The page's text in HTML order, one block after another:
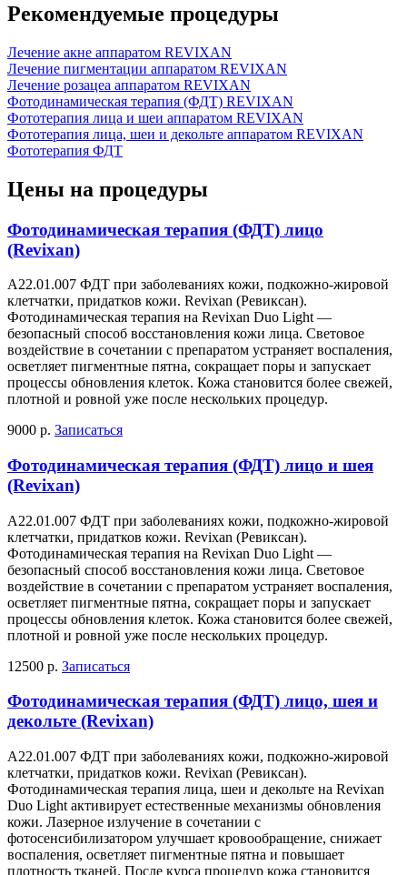
Рекомендуемые процедуры
Лечение акне аппаратом REVIXAN
Лечение пигментации аппаратом REVIXAN
Лечение розацеа аппаратом REVIXAN
Фотодинамическая терапия (ФДТ) REVIXAN
Фототерапия лица и шеи аппаратом REVIXAN
Фототерапия лица, шеи и декольте аппаратом REVIXAN
Фототерапия ФДТ
Цены на процедуры
Фотодинамическая терапия (ФДТ) лицо
(Revixan)
А22.01.007 ФДТ при заболеваниях кожи, подкожно-жировой
клетчатки, придатков кожи. Revixan (Ревиксан).
Фотодинамическая терапия на Revixan Duo Light —
безопасный способ восстановления кожи лица. Световое
воздействие в сочетании с препаратом устраняет воспаления,
осветляет пигментные пятна, сокращает поры и запускает
процессы обновления клеток. Кожа становится более свежей,
плотной и ровной уже после нескольких процедур.
9000 р. Записаться
Фотодинамическая терапия (ФДТ) лицо и шея
(Revixan)
А22.01.007 ФДТ при заболеваниях кожи, подкожно-жировой
клетчатки, придатков кожи. Revixan (Ревиксан).
Фотодинамическая терапия на Revixan Duo Light —
безопасный способ восстановления кожи лица. Световое
воздействие в сочетании с препаратом устраняет воспаления,
осветляет пигментные пятна, сокращает поры и запускает
процессы обновления клеток. Кожа становится более свежей,
плотной и ровной уже после нескольких процедур.
12500 р. Записаться
Фотодинамическая терапия (ФДТ) лицо, шея и
декольте (Revixan)
А22.01.007 ФДТ при заболеваниях кожи, подкожно-жировой
клетчатки, придатков кожи. Revixan (Ревиксан).
Фотодинамическая терапия лица, шеи и декольте на Revixan
Duo Light активирует естественные механизмы обновления
кожи. Лазерное излучение в сочетании с
фотосенсибилизатором улучшает кровообращение, снижает
воспаления, осветляет пигментные пятна и повышает
плотность тканей. После курса процедур кожа становится